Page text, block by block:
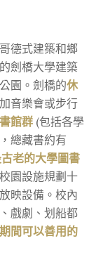
德式建築和鄉
劍橋大學建築
園。劍橋的休
音樂會或步行
館群(包括各學
總藏書約有
老的大學圖書
園設施規劃十
映設備。校內
戲劇、划船都
間可以善用的